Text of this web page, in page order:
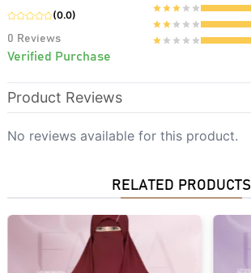
(0.0)
0 Reviews
Verified Purchase
Product Reviews
No reviews available for this product.
RELATED PRODUCTS